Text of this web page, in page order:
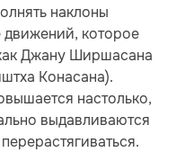
наклоны
движений, которое
Джану Ширшасана
Конасана).
настолько,
выдавливаются